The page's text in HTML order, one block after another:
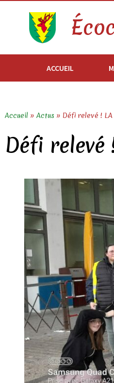
ACCUEIL
Accueil » Actus » Défi relevé ! LA
Défi relevé